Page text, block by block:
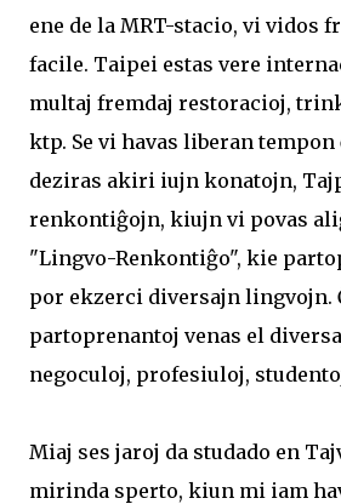
ene de la MRT-stacio, vi vidos
facile. Taipei estas vere
multaj fremdaj restoracioj,
ktp. Se vi havas liberan tempon
deziras akiri iujn konatojn,
renkontiĝojn, kiujn vi povas
"Lingvo-Renkontiĝo", kie
por ekzerci diversajn lingvojn.
partoprenantoj venas el
negoculoj, profesiuloj,
Miaj ses jaroj da studado en
mirinda sperto, kiun mi iam